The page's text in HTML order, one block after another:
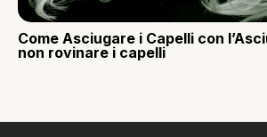
Come Asciugare i Capelli con
non rovinare i capelli